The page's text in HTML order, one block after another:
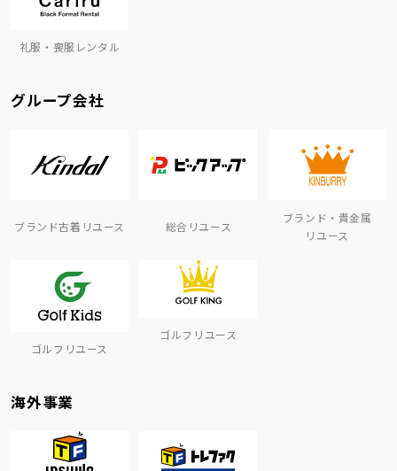
礼服・喪服レンタル
グループ会社
ブランド古着リユース 総合リユース
ブランド・貴金属
リユース
ゴルフリユース
ゴルフリユース
海外事業